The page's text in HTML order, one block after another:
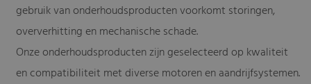
gebruik van onderhoudsproducten voorkomt storingen,
oververhitting en mechanische schade.
Onze onderhoudsproducten zijn geselecteerd op kwaliteit
en compatibiliteit met diverse motoren en aandrijfsystemen.